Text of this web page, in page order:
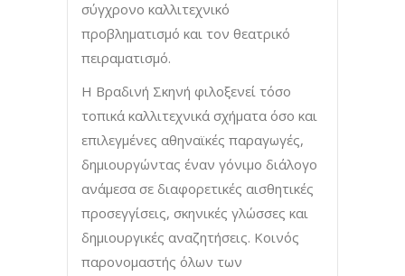
σύγχρονο καλλιτεχνικό
προβληματισμό και τον θεατρικό
πειραματισμό.
Η Βραδινή Σκηνή φιλοξενεί τόσο
τοπικά καλλιτεχνικά σχήματα όσο και
επιλεγμένες αθηναϊκές παραγωγές,
δημιουργώντας έναν γόνιμο διάλογο
ανάμεσα σε διαφορετικές αισθητικές
προσεγγίσεις, σκηνικές γλώσσες και
δημιουργικές αναζητήσεις. Κοινός
παρονομαστής όλων των